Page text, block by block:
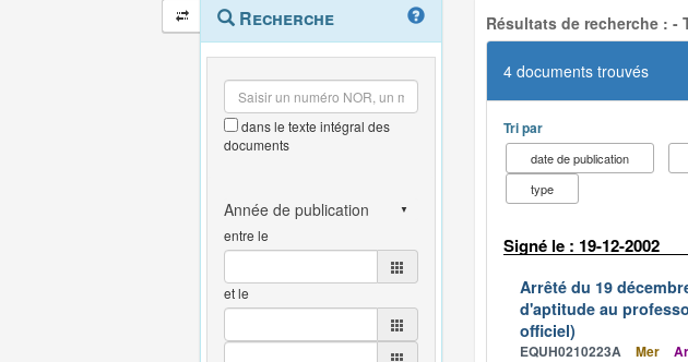
Navigation
et
outils
annexes
contextuel
Recherche
dans le texte intégral des
documents
entre le
et le
Résultats de recherche : -
4 documents trouvés
Tri par
date de publication
type
Signé le : 19-12-2002
Arrêté du 19
d'aptitude au
officiel)
EQUH0210223A Mer